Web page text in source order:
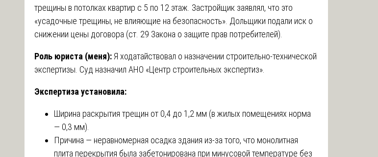
трещины в потолках квартир с 5 по 12 этаж. Застройщик заявлял, что это
«усадочные трещины, не влияющие на безопасность». Дольщики подали иск о
снижении цены договора (ст. 29 Закона о защите прав потребителей).
Роль юриста (меня): Я ходатайствовал о назначении строительно-технической
экспертизы. Суд назначил АНО «Центр строительных экспертиз».
Экспертиза установила:
Ширина раскрытия трещин от 0,4 до 1,2 мм (в жилых помещениях норма
— 0,3 мм).
Причина — неравномерная осадка здания из-за того, что монолитная
плита перекрытия была забетонирована при минусовой температуре без